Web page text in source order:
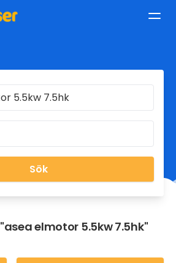
Sök
"asea elmotor 5.5kw 7.5hk"